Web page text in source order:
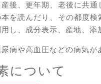
後、更年期、老後に共
を読んだり、その都度
し、成分表示、産地、添
病や高血圧などの病気が
について